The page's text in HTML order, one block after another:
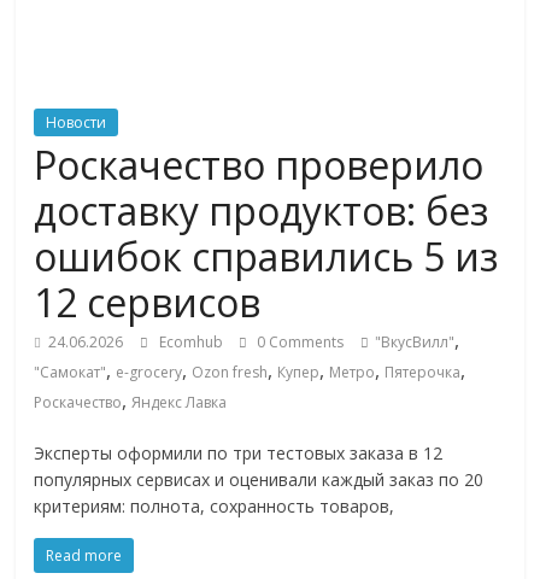
логистике,
технологиях,
соцсетях
Портал
об
онлайн-
торговле,
для
Commerce,
ритейле,
логистике,
Новости
Роскачество проверило
доставку продуктов: без
ошибок справились 5 из
12 сервисов
24.06.2026 Ecomhub 0 Comments "ВкусВилл",
"Самокат", e-grocery, Ozon fresh, Купер, Метро, Пятерочка,
Роскачество,Яндекс Лавка
Эксперты оформили по три тестовых заказа в 12
популярных сервисах и оценивали каждый заказ по 20
критериям: полнота, сохранность товаров,
Read more